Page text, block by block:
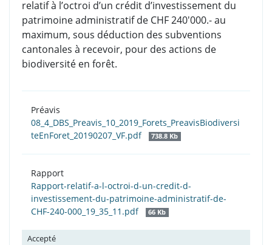
relatif à l’octroi d’un crédit d’investissement du
patrimoine administratif de CHF 240'000.- au
maximum, sous déduction des subventions
cantonales à recevoir, pour des actions de
biodiversité en forêt.
Préavis
08_4_DBS_Preavis_10_2019_Forets_PreavisBiodiversi
teEnForet_20190207_VF.pdf
738.8 Kb
Rapport
Rapport-relatif-a-l-octroi-d-un-credit-d-
investissement-du-patrimoine-administratif-de-
CHF-240-000_19_35_11.pdf
66 Kb
Accepté